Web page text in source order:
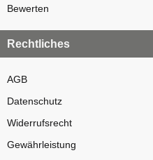
Bewerten
Rechtliches
AGB
Datenschutz
Widerrufsrecht
Gewährleistung